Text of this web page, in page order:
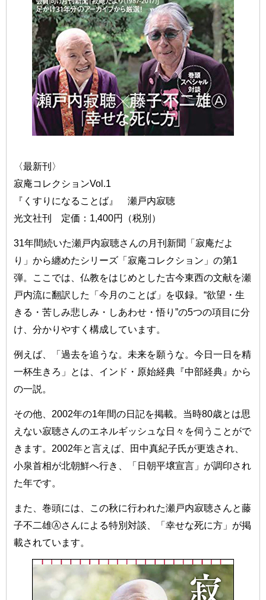
〈最新刊〉
寂庵コレクションVol.1
『くすりになることば』 瀬戸内寂聴
光文社刊 定価：1,400円（税別）
31年間続いた瀬戸内寂聴さんの月刊新聞「寂庵だよ
り」から纏めたシリーズ「寂庵コレクション」の第1
弾。ここでは、仏教をはじめとした古今東西の文献を瀬
戸内流に翻訳した「今月のことば」を収録。“欲望・生
きる・苦しみ悲しみ・しあわせ・悟り”の5つの項目に分
け、分かりやすく構成しています。
例えば、「過去を追うな。未来を願うな。今日一日を精
一杯生きろ」とは、インド・原始経典『中部経典』から
の一説。
その他、2002年の1年間の日記を掲載。当時80歳とは思
えない寂聴さんのエネルギッシュな日々を伺うことがで
きます。2002年と言えば、田中真紀子氏が更迭され、
小泉首相が北朝鮮へ行き、「日朝平壌宣言」が調印され
た年です。
また、巻頭には、この秋に行われた瀬戸内寂聴さんと藤
子不二雄Ⓐさんによる特別対談、「幸せな死に方」が掲
載されています。